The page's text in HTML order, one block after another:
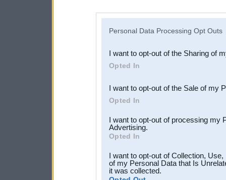
Downstream Participants
third parties.
Personal Data Processing Opt Outs
I want to opt-out of the Sharing of
Opted In
I want to opt-out of the Sale of my
Opted In
I want to opt-out of processing my
Advertising.
Opted In
I want to opt-out of Collection,
of my Personal Data that Is
it was collected.